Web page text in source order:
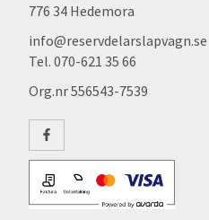
776 34 Hedemora
info@reservdelarslapvagn.se
Tel. 070-621 35 66
Org.nr 556543-7539